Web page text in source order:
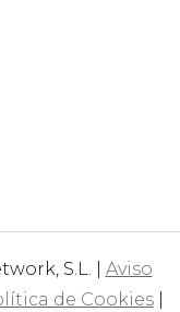
S.L. | Aviso
de Cookies|